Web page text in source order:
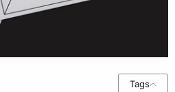
Tags